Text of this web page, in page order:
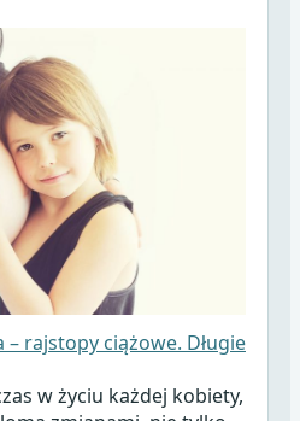
rajstopy ciążowe. Długie
w życiu każdej kobiety,